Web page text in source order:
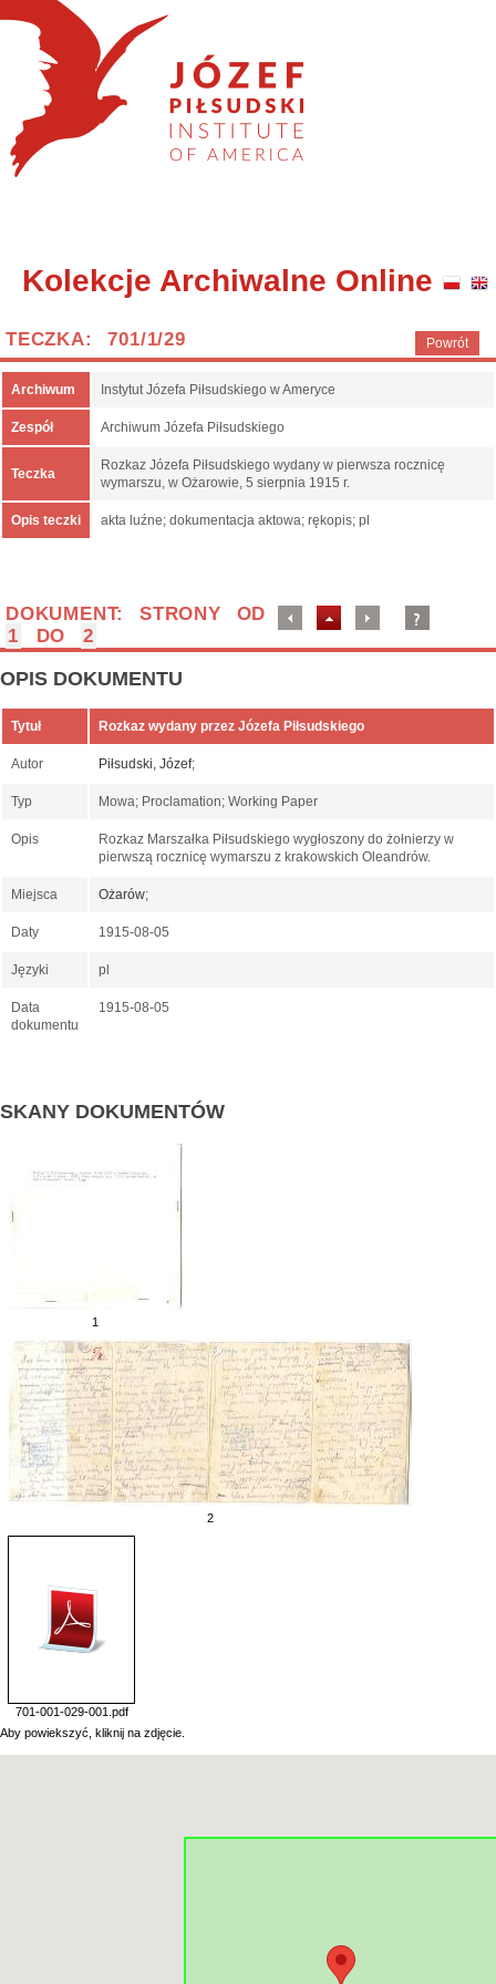
Kolekcje Archiwalne Online
Powrót
TECZKA: 701/1/29
Archiwum Instytut Józefa Piłsudskiego w Ameryce
Zespół Archiwum Józefa Piłsudskiego
Teczka
Rozkaz Józefa Piłsudskiego wydany w pierwsza rocznicę
wymarszu, w Ożarowie, 5 sierpnia 1915 r.
Opis teczki akta luźne; dokumentacja aktowa; rękopis; pl
DOKUMENT: STRONY OD
1
DO 2
OPIS DOKUMENTU
Tytuł Rozkaz wydany przez Józefa Piłsudskiego
Autor Piłsudski, Józef;
Typ Mowa; Proclamation; Working Paper
Opis
Rozkaz Marszałka Piłsudskiego wygłoszony do żołnierzy w
pierwszą rocznicę wymarszu z krakowskich Oleandrów.
Miejsca Ożarów;
Daty 1915-08-05
Języki pl
Data
dokumentu
1915-08-05
SKANY DOKUMENTÓW
1
2
701-001-029-001.pdf
Aby powiekszyć, kliknij na zdjęcie.